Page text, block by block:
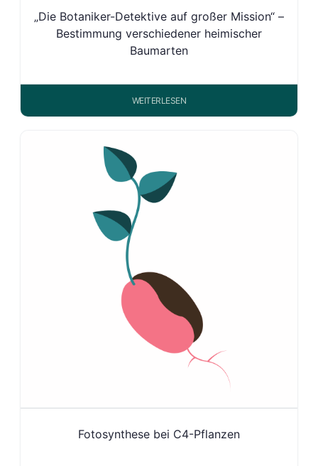
„Die Botaniker-Detektive auf großer Mission“ –
Bestimmung verschiedener heimischer
Baumarten
WEITERLESEN
Fotosynthese bei C4-Pflanzen